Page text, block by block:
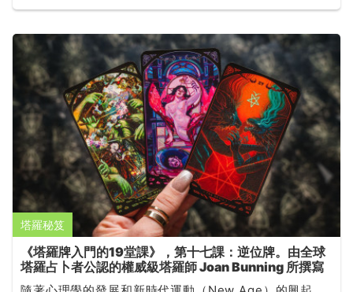
塔羅秘笈
《塔羅牌入門的19堂課》，第十七課：逆位牌。由全球
塔羅占卜者公認的權威級塔羅師 Joan Bunning 所撰寫